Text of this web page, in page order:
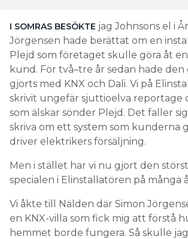
I SOMRAS BESÖKTE jag Johnsons el i
Jörgensen hade berättat om en
Plejd som företaget skulle göra åt en
kund. För två–tre år sedan hade
gjorts med KNX och Dali. Vi på
skrivit ungefär sjuttioelva reportage
som älskar sönder Plejd. Det faller
skriva om ett system som kunderna
driver elektrikers försäljning.
Men i stället har vi nu gjort den
specialen i Elinstallatören på många
Vi åkte till Nälden där Simon
en KNX-villa som fick mig att förstå
hemmet borde fungera. Så skulle